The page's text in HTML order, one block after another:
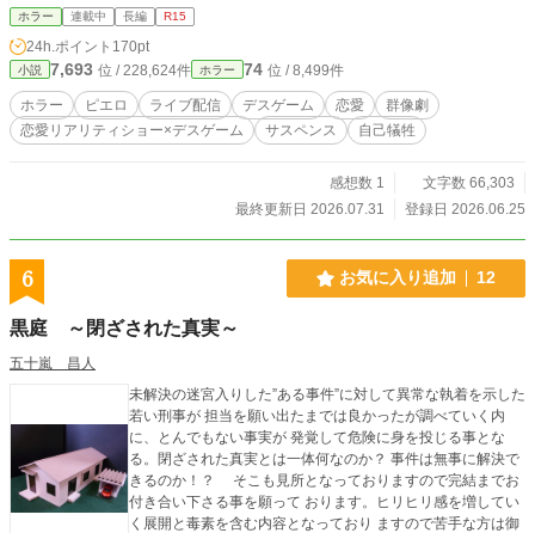
れ、世間は嫌悪しながらも熱狂する。 警察は正体不明の犯罪
配信者を追うが、その手は届かない。 そして今日もまた、新
たな恋人たちが舞台へと引きずり出される。 これは、愛を試
される者たちの物語。 そして、愛を娯楽として消費する世界
の物語。 ――究極の愛の証明ショーに、あなたもきっと夢中
になる 恋愛リアリティショー×デスゲーム 第1回新エンタメ小
説大賞応募作品。
ホラー 連載中 長編 R15
24h.ポイント 170pt
小説 7,693 位 / 228,624件 ホラー 74 位 / 8,499件
ホラー ピエロ ライブ配信 デスゲーム 恋愛
群像劇
恋愛リアリティショー×デスゲーム
サスペンス 自己犠牲
感想数 1
文字数 66,303
最終更新日 2026.07.31
登録日 2026.06.25
6 お気に入り追加 12
黒庭 ～閉ざされた真実～
五十嵐 昌人
未解決の迷宮入りした”ある事件”に対して異常な執着を示した
若い刑事が 担当を願い出たまでは良かったが調べていく内
に、とんでもない事実が 発覚して危険に身を投じる事とな
る。閉ざされた真実とは一体何なのか？ 事件は無事に解決で
きるのか！？ そこも見所となっておりますので完結までお
付き合い下さる事を願って おります。ヒリヒリ感を増してい
く展開と毒素を含む内容となっており ますので苦手な方は御